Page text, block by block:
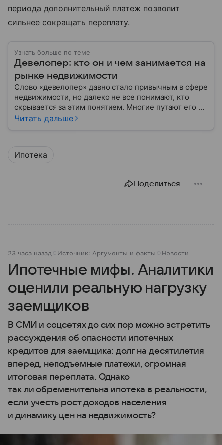
периода дополнительный платеж позволит
сильнее сокращать переплату.
Узнать больше по теме
Девелопер: кто он и чем занимается на
рынке недвижимости
Слово «девелопер» давно стало привычным в сфере
недвижимости, но далеко не все понимают, кто
скрывается за этим понятием. Многие путают его с
застройщиком, думая, что это одно и то же. На
Читать дальше
Ипотека
Поделиться
23 часа назад Источник: Аргументы и факты Новости
Ипотечные мифы. Аналитики
оценили реальную нагрузку
заемщиков
В СМИ и соцсетях до сих пор можно встретить
рассуждения об опасности ипотечных
кредитов для заемщика: долг на десятилетия
вперед, неподъемные платежи, огромная
итоговая переплата. Однако
так ли обременительна ипотека в реальности,
если учесть рост доходов населения
и динамику цен на недвижимость?